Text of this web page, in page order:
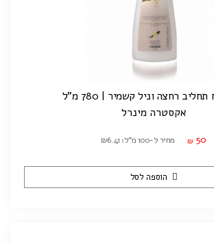
רחצה וניל קשמיר | 780 מ"ל
אקסטרה מינרל
₪ 50 מחיר ל-100 מ"ל: ₪6.41
הוספה לסל